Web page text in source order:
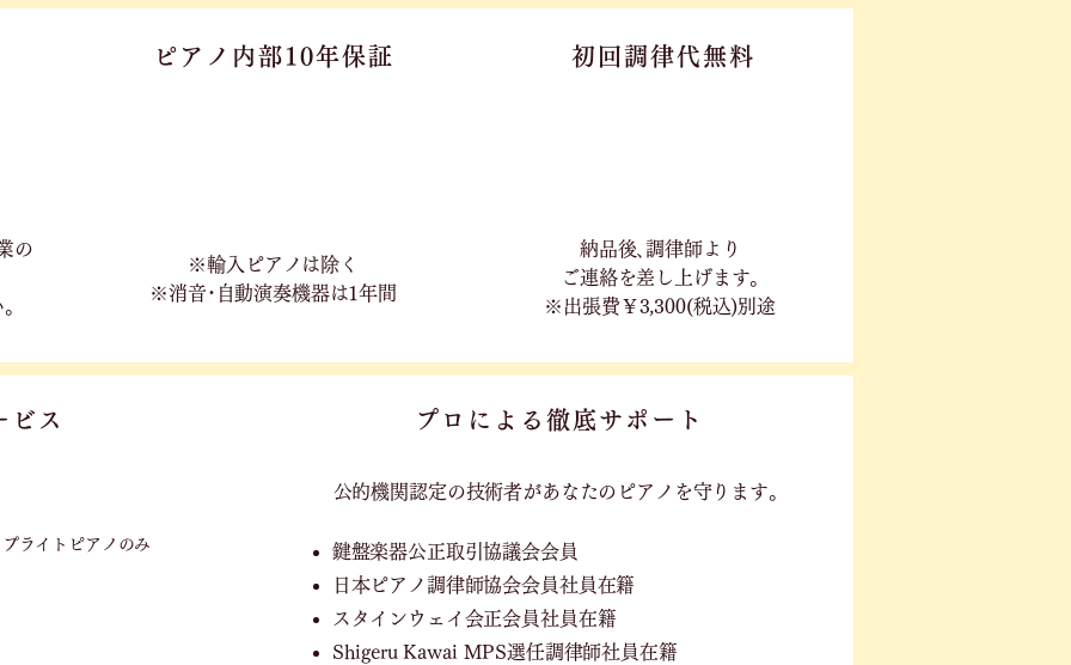
の
ピアノ内部10年保証
※輸入ピアノは除く
※消音･自動演奏機器は1年間
初回調律代無料
​納品後､調律師より
ご連絡を差し上げます｡
※出張費￥3,300(税込)別途
ビス
ライトピアノのみ
プロによる徹底サポート
公的機関認定の技術者があなたのピアノを守ります。
鍵盤楽器公正取引協議会会員
日本ピアノ調律師協会会員社員在籍
スタインウェイ会正会員社員在籍
Shigeru Kawai MPS選任調律師社員在籍